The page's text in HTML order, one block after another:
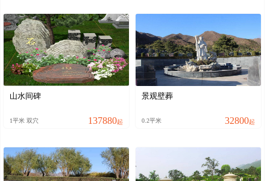
山水间碑
1平米 双穴 137880起
景观壁葬
0.2平米 32800起